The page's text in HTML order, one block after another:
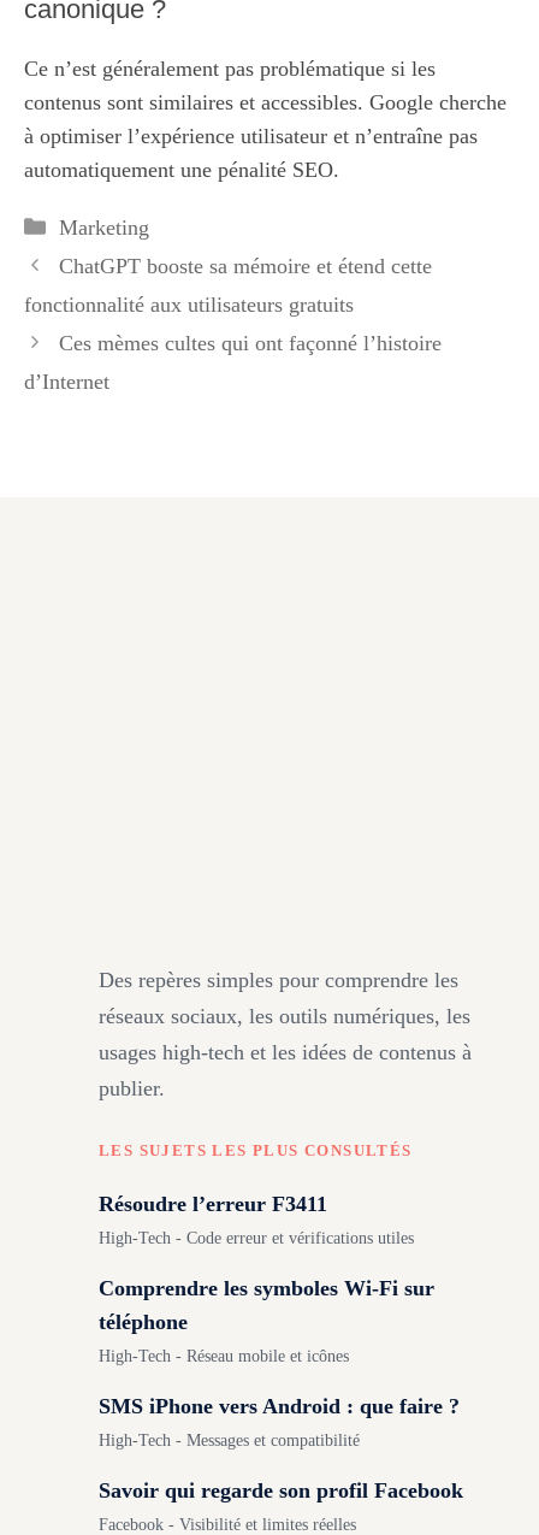
canonique ?
Ce n’est généralement pas problématique si les
contenus sont similaires et accessibles. Google cherche
à optimiser l’expérience utilisateur et n’entraîne pas
automatiquement une pénalité SEO.
Catégories
Marketing
ChatGPT booste sa mémoire et étend cette
fonctionnalité aux utilisateurs gratuits
Ces mèmes cultes qui ont façonné l’histoire
d’Internet
Des repères simples pour comprendre les
réseaux sociaux, les outils numériques, les
usages high-tech et les idées de contenus à
publier.
LES SUJETS LES PLUS CONSULTÉS
Résoudre l’erreur F3411
High-Tech - Code erreur et vérifications utiles
Comprendre les symboles Wi-Fi sur
téléphone
High-Tech - Réseau mobile et icônes
SMS iPhone vers Android : que faire ?
High-Tech - Messages et compatibilité
Savoir qui regarde son profil Facebook
Facebook - Visibilité et limites réelles